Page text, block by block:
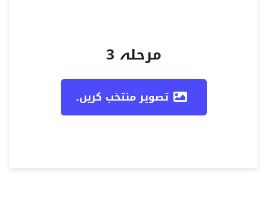
مرحلہ 3
تصویر منتخب کریں۔